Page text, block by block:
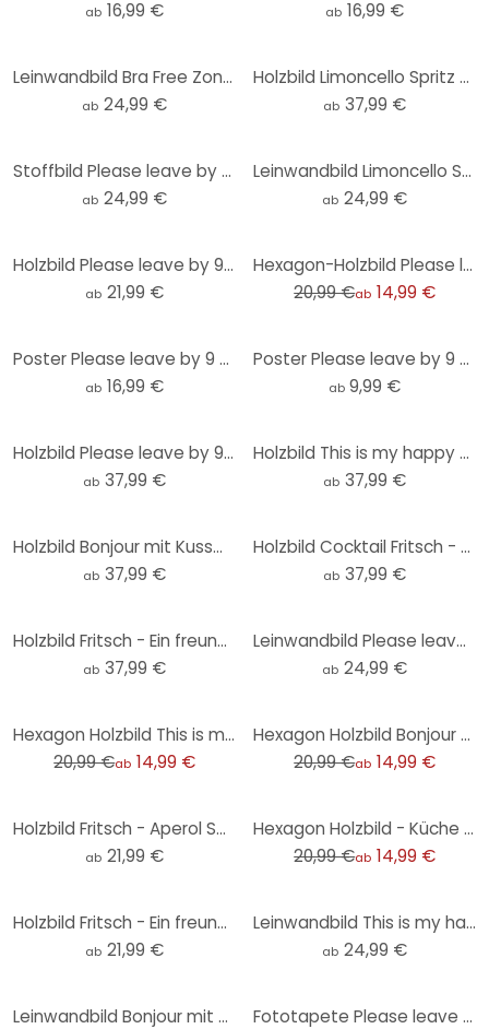
ab 16,99 € ab 16,99 €
Leinwandbild Bra Free Zone - Fritsch
ab 24,99 €
Holzbild Limoncello Spritz - Fritsch
ab 37,99 €
Stoffbild Please leave by 9 - Fritsch
ab 24,99 €
Leinwandbild Limoncello Spritz - Fritsch
ab 24,99 €
Holzbild Please leave by 9 - Fritsch - Rund
ab 21,99 €
Hexagon-Holzbild Please leave by 9 - Fritsch
20,99 €ab 14,99 €
Poster Please leave by 9 - Fritsch - Rund
ab 16,99 €
Poster Please leave by 9 - Fritsch
ab 9,99 €
Holzbild Please leave by 9 - Fritsch
ab 37,99 €
Holzbild This is my happy place mit Herz - Fritsch
ab 37,99 €
Holzbild Bonjour mit Kussmund - Fritsch
ab 37,99 €
Holzbild Cocktail Fritsch - Aperol Spritz
ab 37,99 €
Holzbild Fritsch - Ein freundlicher Gruß
ab 37,99 €
Leinwandbild Please leave by 9 - Fritsch
ab 24,99 €
Hexagon Holzbild This is my happy place mit Herz - Fritsch
20,99 €ab 14,99 €
Hexagon Holzbild Bonjour mit Kussmund - Fritsch
20,99 €ab 14,99 €
Holzbild Fritsch - Aperol Spritz - Rund
ab 21,99 €
Hexagon Holzbild - Küche - Fritsch - Aperol Spritz
20,99 €ab 14,99 €
Holzbild Fritsch - Ein freundlicher Gruß - Rund
ab 21,99 €
Leinwandbild This is my happy place mit Herz - Fritsch
ab 24,99 €
Leinwandbild Bonjour mit Kussmund - Fritsch Fototapete Please leave by 9 - Spruchtapete - Fritsch